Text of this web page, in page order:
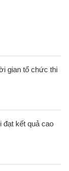
gian tổ chức thi
đạt kết quả cao